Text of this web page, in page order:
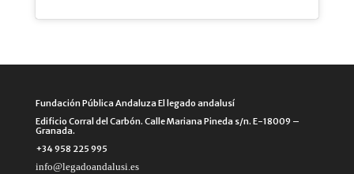
Fundación Pública Andaluza El legado andalusí
Edificio Corral del Carbón. Calle Mariana Pineda s/n. E-18009 –
Granada.
+34 958 225 995
info@legadoandalusi.es